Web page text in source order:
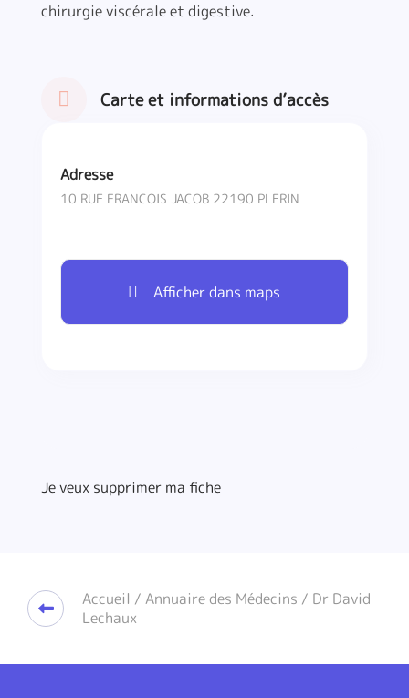
chirurgie viscérale et digestive.
Carte et informations d’accès
Adresse
10 RUE FRANCOIS JACOB 22190 PLERIN
Afficher dans maps
Je veux supprimer ma fiche
Accueil / Annuaire des Médecins / Dr David
Lechaux